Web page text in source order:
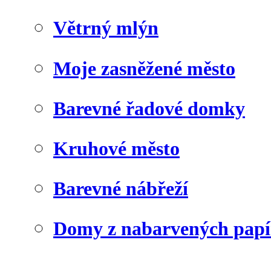
Větrný mlýn
Moje zasněžené město
Barevné řadové domky
Kruhové město
Barevné nábřeží
Domy z nabarvených